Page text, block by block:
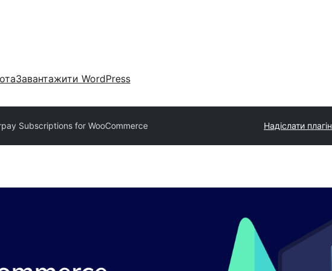
Завантажити WordPress
Subscriptions for WooCommerce Надіслати плагін